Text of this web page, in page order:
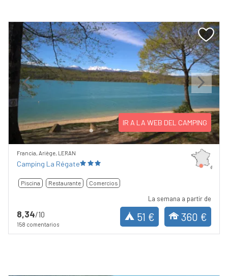
Previous Next
IR A LA WEB DEL CAMPING
Francia, Ariège, LERAN
Camping La Régate
Piscina Restaurante Comercios
8,34/10
158 comentarios
La semana a partir de
51 € 360 €